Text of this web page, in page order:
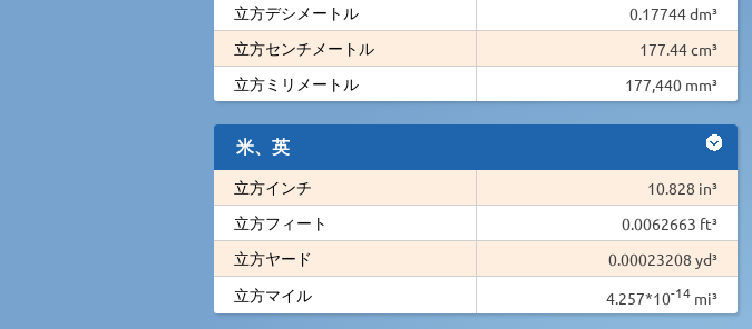
立方デシメートル
0.17744 dm³
立方センチメートル
177.44 cm³
立方ミリメートル
177,440 mm³
米、英
立方インチ
10.828 in³
立方フィート
0.0062663 ft³
立方ヤード
0.00023208 yd³
立方マイル
4.257*10-14 mi³